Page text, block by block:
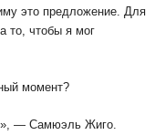
это предложение. Для
то, чтобы я мог
момент?
— Самюэль Жиго.